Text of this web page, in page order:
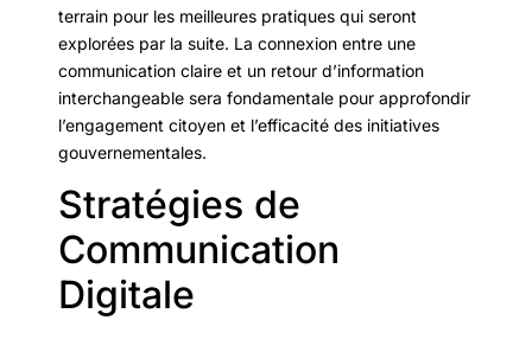
terrain pour les meilleures pratiques qui seront
explorées par la suite. La connexion entre une
communication claire et un retour d’information
interchangeable sera fondamentale pour approfondir
l’engagement citoyen et l’efficacité des initiatives
gouvernementales.
Stratégies de
Communication
Digitale